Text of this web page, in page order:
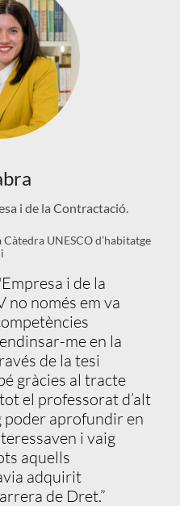
i de la Contractació.
UNESCO d’habitatge
i de la
no només em va
me en la
de la tesi
gràcies al tracte
el professorat d’alt
poder aprofundir en
i vaig
aquells
adquirit
de Dret.”